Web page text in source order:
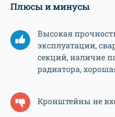
Плюсы и минусы
Высокая
эксплуатации,
секций, наличие
радиатора,
Кронштейны не